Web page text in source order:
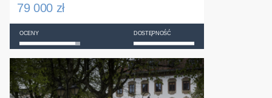
79 000 zł
OCENY DOSTĘPNOŚĆ